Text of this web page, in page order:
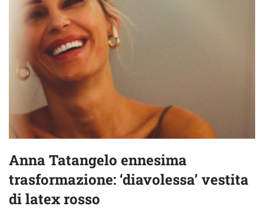
Anna Tatangelo ennesima
trasformazione: ‘diavolessa’ vestita
di latex rosso